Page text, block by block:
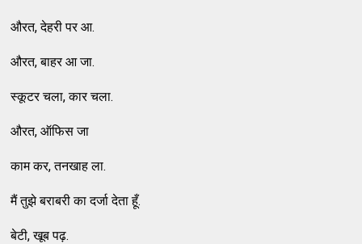
औरत, देहरी पर आ.
औरत, बाहर आ जा.
स्कूटर चला, कार चला.
औरत, ऑफिस जा
काम कर, तनखाह ला.
मैं तुझे बराबरी का दर्जा देता हूँ.
बेटी, खूब पढ़.